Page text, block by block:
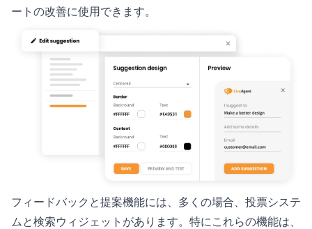
ートの改善に使用できます。
フィードバックと提案機能には、多くの場合、投票システ
ムと検索ウィジェットがあります。特にこれらの機能は、